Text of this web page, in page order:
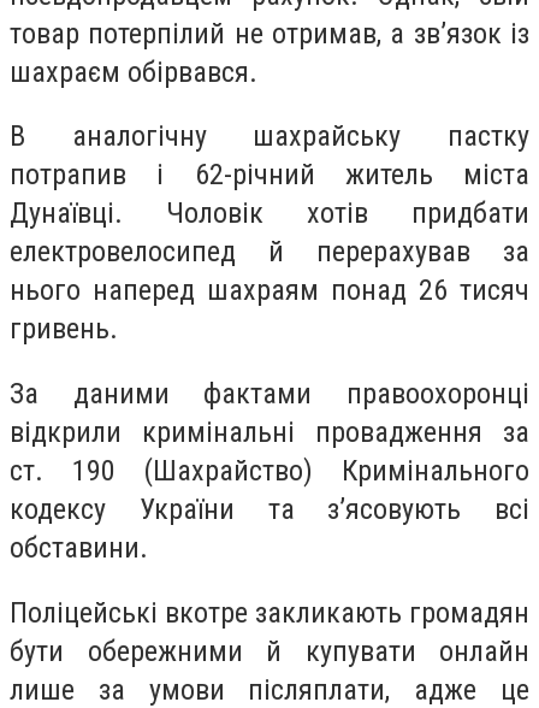
товар потерпілий не отримав, а звʼязок із
шахраєм обірвався.
В аналогічну шахрайську пастку
потрапив і 62-річний житель міста
Дунаївці. Чоловік хотів придбати
електровелосипед й перерахував за
нього наперед шахраям понад 26 тисяч
гривень.
За даними фактами правоохоронці
відкрили кримінальні провадження за
ст. 190 (Шахрайство) Кримінального
кодексу України та зʼясовують всі
обставини.
Поліцейські вкотре закликають громадян
бути обережними й купувати онлайн
лише за умови післяплати, адже це